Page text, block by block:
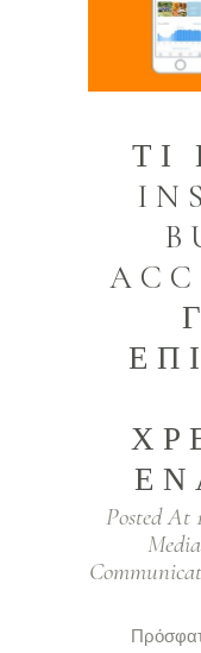
ΤΙ
Posted At
Media